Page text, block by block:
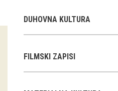
Virtualni sprehodi
Napovednik
DUHOVNA KULTURA
FILMSKI ZAPISI